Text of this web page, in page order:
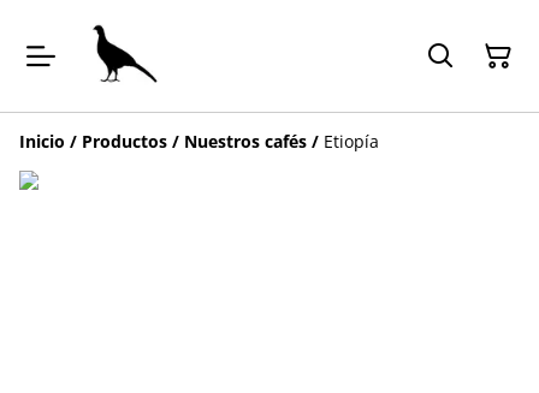
Inicio / Productos / Nuestros cafés / Etiopía